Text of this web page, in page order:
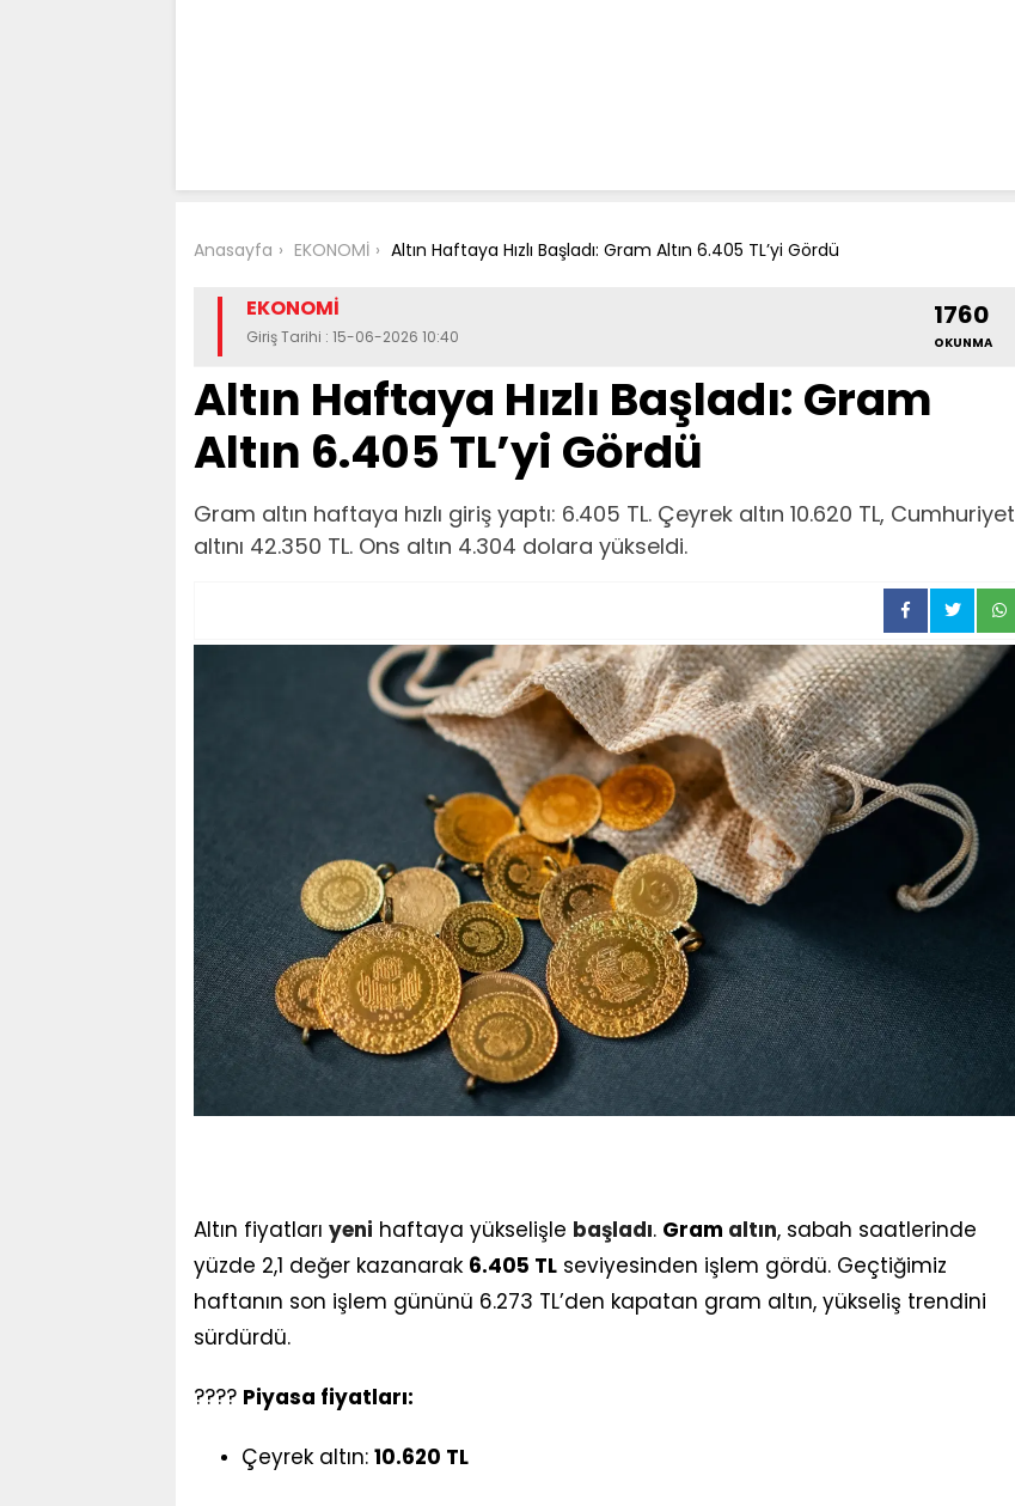
Anasayfa EKONOMİ Altın Haftaya Hızlı Başladı: Gram Altın 6.405 TL’yi Gördü
EKONOMİ
Giriş Tarihi : 15-06-2026 10:40
1760
OKUNMA
Altın Haftaya Hızlı Başladı: Gram
Altın 6.405 TL’yi Gördü
Gram altın haftaya hızlı giriş yaptı: 6.405 TL. Çeyrek altın 10.620 TL, Cumhuriyet
altını 42.350 TL. Ons altın 4.304 dolara yükseldi.
Altın fiyatları yeni haftaya yükselişle başladı. Gram altın, sabah saatlerinde
yüzde 2,1 değer kazanarak 6.405 TL seviyesinden işlem gördü. Geçtiğimiz
haftanın son işlem gününü 6.273 TL’den kapatan gram altın, yükseliş trendini
sürdürdü.
???? Piyasa fiyatları:
Çeyrek altın: 10.620 TL